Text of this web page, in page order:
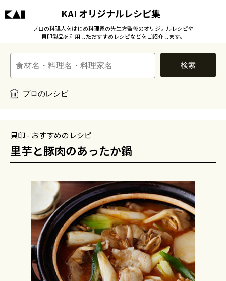
KAI オリジナルレシピ集
プロの料理人をはじめ料理家の先生方監修のオリジナルレシピや
貝印製品を利用したおすすめレシピなどをご紹介します。
検索
プロのレシピ
貝印 - おすすめのレシピ
里芋と豚肉のあったか鍋